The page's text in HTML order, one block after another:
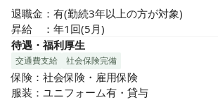
退職金：有(勤続3年以上の方が対象)
昇給　：年1回(5月)
待遇・福利厚生
交通費支給 社会保険完備
保険：社会保険・雇用保険
服装：ユニフォーム有・貸与